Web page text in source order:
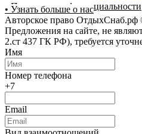
• Политика конфиденциальности
• Узнать больше о нас
Авторское право
Предложения на сайте, не
2.ст 437 ГК РФ), требуется
Имя
Номер телефона
+7
Email